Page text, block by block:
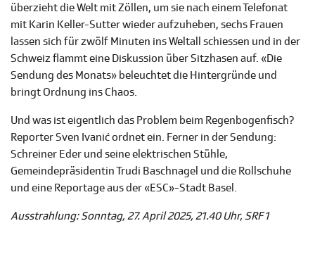
überzieht die Welt mit Zöllen, um sie nach einem Telefonat
mit Karin Keller-Sutter wieder aufzuheben, sechs Frauen
lassen sich für zwölf Minuten ins Weltall schiessen und in der
Schweiz flammt eine Diskussion über Sitzhasen auf. «Die
Sendung des Monats» beleuchtet die Hintergründe und
bringt Ordnung ins Chaos.
Und was ist eigentlich das Problem beim Regenbogenfisch?
Reporter Sven Ivanić ordnet ein. Ferner in der Sendung:
Schreiner Eder und seine elektrischen Stühle,
Gemeindepräsidentin Trudi Baschnagel und die Rollschuhe
und eine Reportage aus der «ESC»-Stadt Basel.
Ausstrahlung: Sonntag, 27. April 2025, 21.40 Uhr, SRF 1